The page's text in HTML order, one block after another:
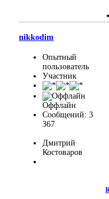
nikkodim
Опытный
пользователь
Участник
Оффлайн
Сообщений: 3
367
Дмитрий
Костоваров